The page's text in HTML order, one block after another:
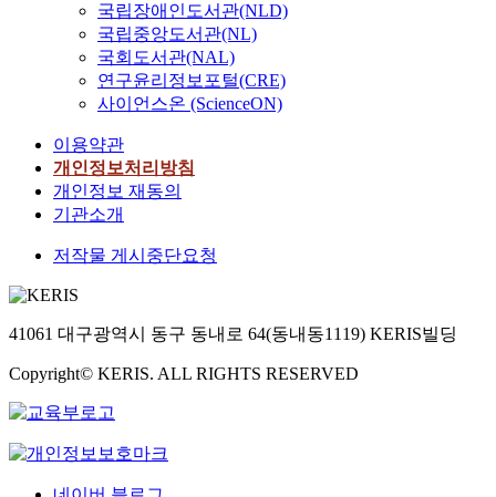
국립장애인도서관(NLD)
국립중앙도서관(NL)
국회도서관(NAL)
연구윤리정보포털(CRE)
사이언스온 (ScienceON)
이용약관
개인정보처리방침
개인정보 재동의
기관소개
저작물 게시중단요청
41061 대구광역시 동구 동내로 64(동내동1119) KERIS빌딩
Copyright© KERIS. ALL RIGHTS RESERVED